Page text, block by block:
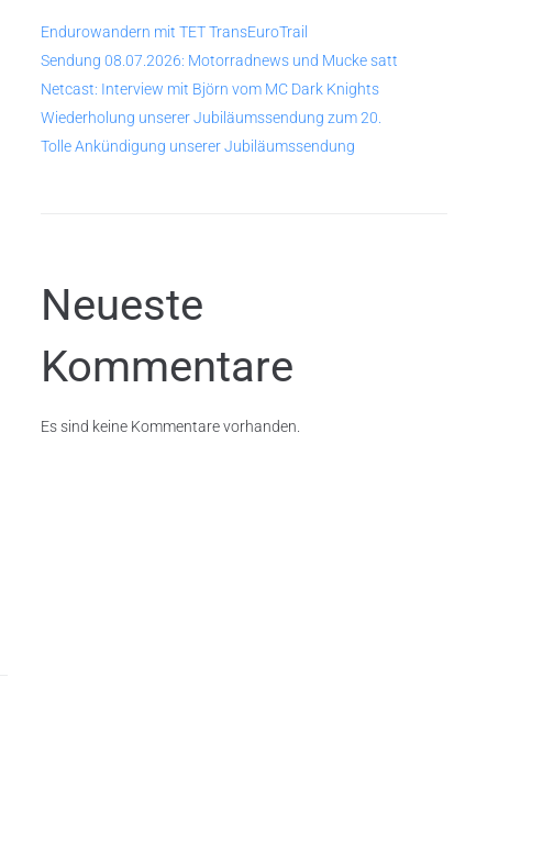
Endurowandern mit TET TransEuroTrail
Sendung 08.07.2026: Motorradnews und Mucke satt
Netcast: Interview mit Björn vom MC Dark Knights
Wiederholung unserer Jubiläumssendung zum 20.
Tolle Ankündigung unserer Jubiläumssendung
Neueste
Kommentare
Es sind keine Kommentare vorhanden.